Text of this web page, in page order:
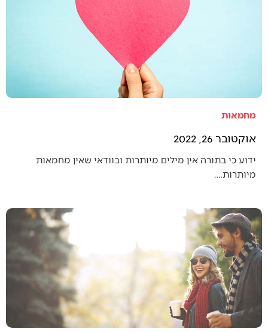
מחמאות
אוקטובר 26, 2022
ידוע כי בתורה אין מילים מיותרות ובוודאי שאין מחמאות
מיותרות.…